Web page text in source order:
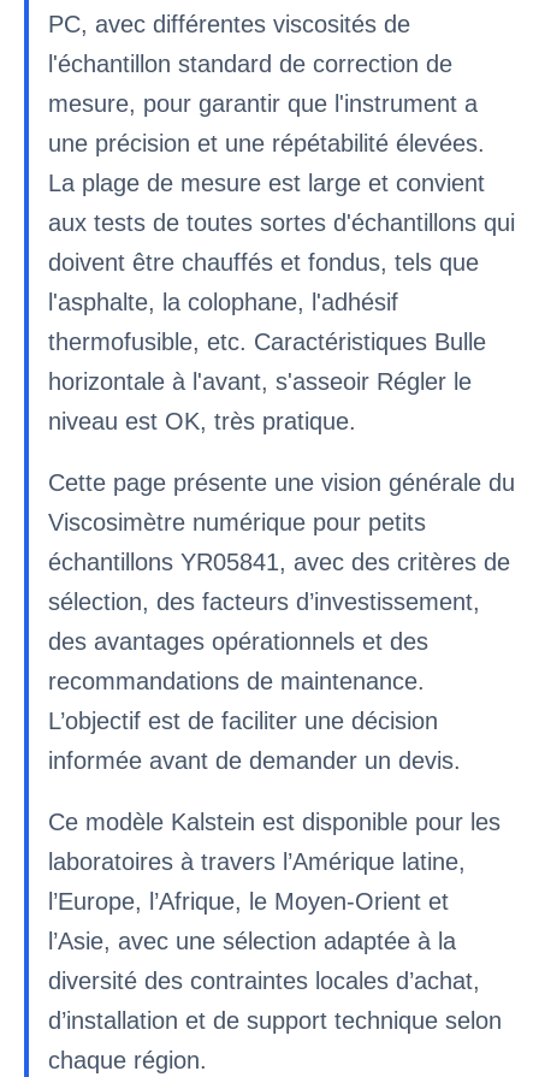
PC, avec différentes viscosités de
l'échantillon standard de correction de
mesure, pour garantir que l'instrument a
une précision et une répétabilité élevées.
La plage de mesure est large et convient
aux tests de toutes sortes d'échantillons qui
doivent être chauffés et fondus, tels que
l'asphalte, la colophane, l'adhésif
thermofusible, etc. Caractéristiques Bulle
horizontale à l'avant, s'asseoir Régler le
niveau est OK, très pratique.
Cette page présente une vision générale du
Viscosimètre numérique pour petits
échantillons YR05841, avec des critères de
sélection, des facteurs d’investissement,
des avantages opérationnels et des
recommandations de maintenance.
L’objectif est de faciliter une décision
informée avant de demander un devis.
Ce modèle Kalstein est disponible pour les
laboratoires à travers l’Amérique latine,
l’Europe, l’Afrique, le Moyen-Orient et
l’Asie, avec une sélection adaptée à la
diversité des contraintes locales d’achat,
d’installation et de support technique selon
chaque région.